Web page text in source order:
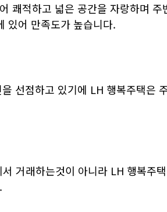
쾌적하고 넓은 공간을 자랑하며
있어 만족도가 높습니다.
선점하고 있기에 LH 행복주택은
거래하는것이 아니라 LH 행복주